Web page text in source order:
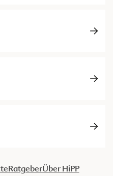
RatgeberÜber HiPP